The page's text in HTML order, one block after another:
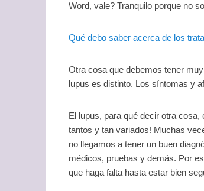
Word, vale? Tranquilo porque no
Qué debo saber acerca de los
Otra cosa que debemos tener
lupus es distinto. Los síntomas y
El lupus, para qué decir otra
tantos y tan variados! Muchas
no llegamos a tener un buen
médicos, pruebas y demás. Por
que haga falta hasta estar bien